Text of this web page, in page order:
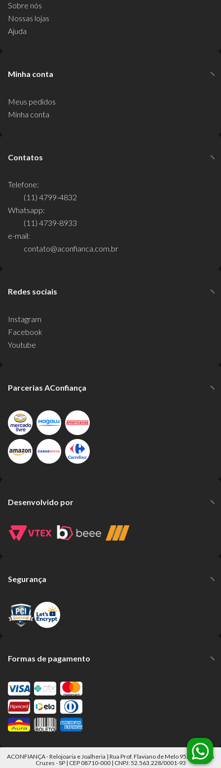
Sobre nós
Nossas lojas
Ajuda
Minha conta
Meus pedidos
Minha conta
Contatos
Telefone:
(11) 4799-4832
Whatsapp:
(11) 4739-8933
e-mail:
contato@aconfianca.com.br
Redes sociais
Instagram
Facebook
Youtube
Parcerias AConfiança
Desenvolvido por
Segurança
Formas de pagamento
ACONFIANÇA - Relojoaria e Joalheria | Rua Prof. Flaviano de Melo 952 Mogi das
Cruzes - SP | CEP 08710-000 | CNPJ: 52.563.228/0001-93